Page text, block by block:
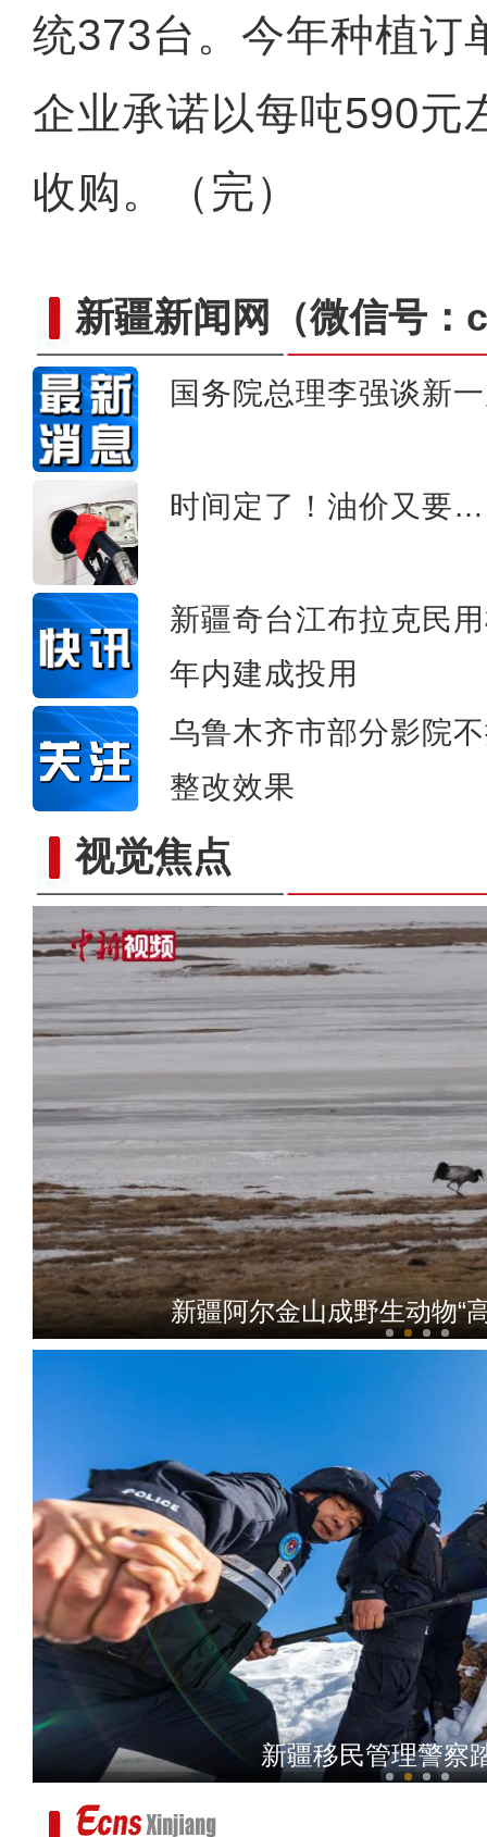
统373台。今年种植订
企业承诺以每吨590元
收购。（完）
新疆新闻网 （微信号
国务院总理李强谈新
时间定了！油价又要
新疆奇台江布拉克民
年内建成投用
乌鲁木齐市部分影院
整改效果
视觉焦点
新疆阿尔金山成野生动物“
新疆“旅交会”：260多套
新疆移民管理警察